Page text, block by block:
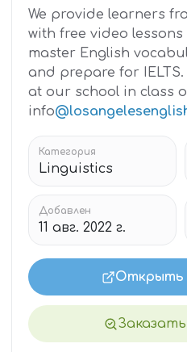
We provide learners
with free video
master English
and prepare for
at our school in class
info
Категория
Linguistics
Добавлен
11 авг. 2022 г.
Открыть